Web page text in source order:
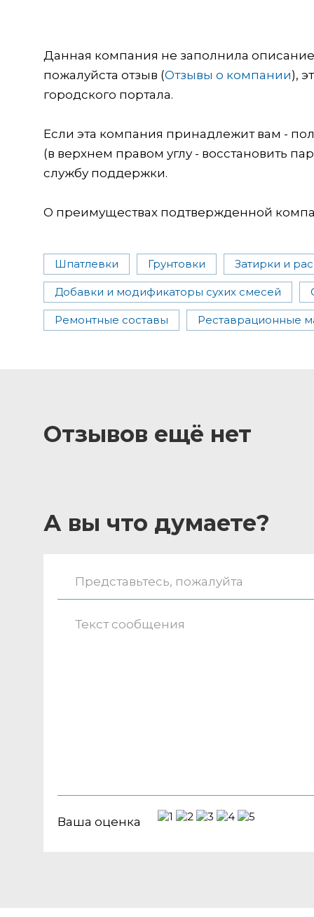
Данная компания не заполнила описание
пожалуйста отзыв (Отзывы о компании),
городского портала.
Если эта компания принадлежит вам -
(в верхнем правом углу - восстановить
службу поддержки.
О преимуществах подтвержденной
Шпатлевки Грунтовки Затирки и
Добавки и модификаторы сухих смесей
Ремонтные составы Реставрационные
Отзывов ещё нет
А вы что думаете?
Ваша оценка